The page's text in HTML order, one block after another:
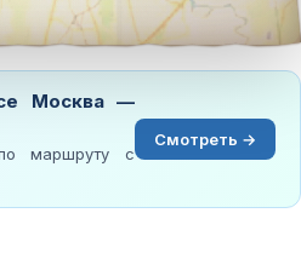
Москва —
маршруту с
Смотреть →